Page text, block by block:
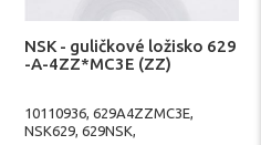
NSK - guličkové ložisko 629
-A-4ZZ*MC3E (ZZ)
10110936, 629A4ZZMC3E,
NSK629, 629NSK,